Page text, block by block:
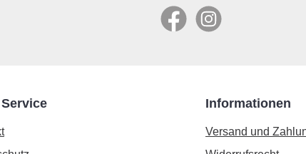
FacebookInstagram
Informationen
Versand und